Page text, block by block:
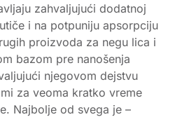
zahvaljujući dodatnoj
i na potpuniju apsorpciju
proizvoda za negu lica i
bazom pre nanošenja
njegovom dejstvu
za veoma kratko vreme
Najbolje od svega je –